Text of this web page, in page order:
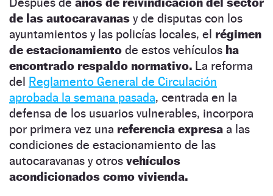
de las autocaravanas y de disputas con los
ayuntamientos y las policías locales, el régimen
de estacionamiento de estos vehículos ha
encontrado respaldo normativo. La reforma
del Reglamento General de Circulación
aprobada la semana pasada, centrada en la
defensa de los usuarios vulnerables, incorpora
por primera vez una referencia expresa a las
condiciones de estacionamiento de las
autocaravanas y otros vehículos
acondicionados como vivienda.